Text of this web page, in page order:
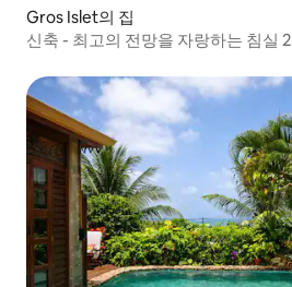
Gros Islet의 집
신축 - 최고의 전망을 자랑하는 침실